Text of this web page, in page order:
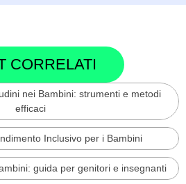
CORRELATI
nei Bambini: strumenti e metodi
efficaci
Inclusivo per i Bambini
guida per genitori e insegnanti